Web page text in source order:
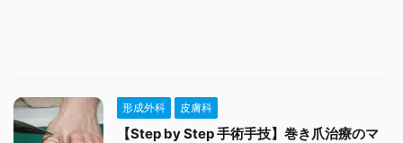
形成外科 皮膚科
【Step by Step 手術手技】巻き爪治療のマ